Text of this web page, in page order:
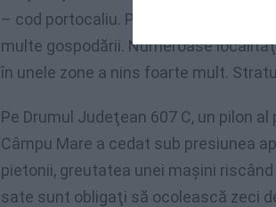
– cod portocaliu. Ploile din ultimele
multe gospodării. Numeroase
în unele zone a nins foarte mult.
Pe Drumul Judeţean 607 C, un pilon
Câmpu Mare a cedat sub presiunea
pietonii, greutatea unei maşini
sate sunt obligaţi să ocolească zeci